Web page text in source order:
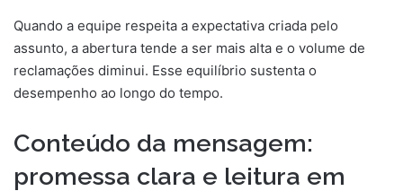
Quando a equipe respeita a expectativa criada pelo
assunto, a abertura tende a ser mais alta e o volume de
reclamações diminui. Esse equilíbrio sustenta o
desempenho ao longo do tempo.
Conteúdo da mensagem:
promessa clara e leitura em